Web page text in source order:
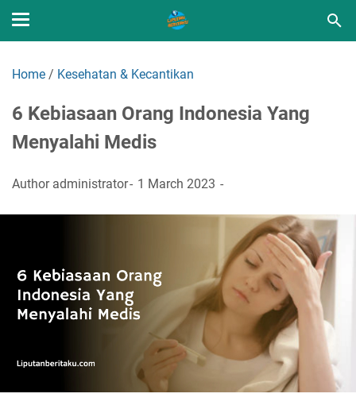
Home / Kesehatan & Kecantikan
6 Kebiasaan Orang Indonesia Yang
Menyalahi Medis
Author administrator 1 March 2023